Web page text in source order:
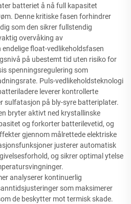
batteriet å nå full kapasitet
Denne kritiske fasen forhindrer
som den sikrer fullstendig
overvåking av
float-vedlikeholdsfasen
på ubestemt tid uten risiko for
spenningsregulering som
Puls-vedlikeholdsteknologi
leverer kontrollerte
sulfatasjon på bly-syre batteriplater.
bryter aktivt ned krystallinske
og forkorter batterilevetid, og
gjennom målrettede elektriske
justerer automatisk
og sikrer optimal ytelse
analyserer kontinuerlig
som maksimerer
de beskytter mot termisk skade.